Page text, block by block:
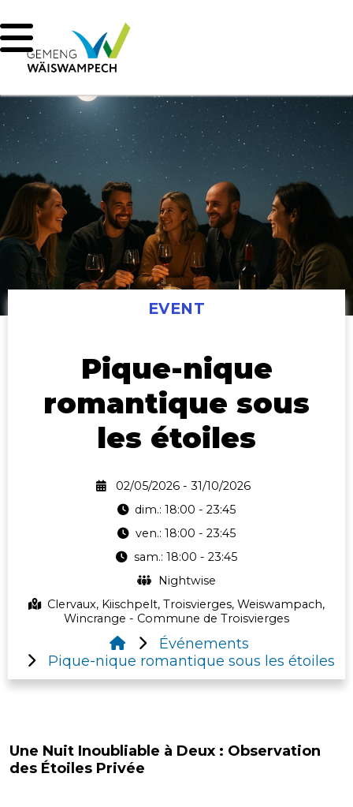
EVENT
Pique-nique
romantique sous
les étoiles
02/05/2026 - 31/10/2026
dim.: 18:00 - 23:45
ven.: 18:00 - 23:45
sam.: 18:00 - 23:45
Nightwise
Clervaux, Kiischpelt, Troisvierges, Weiswampach,
Wincrange - Commune de Troisvierges
Pique-nique romantique sous les étoiles
Événements
Une Nuit Inoubliable à Deux : Observation
des Étoiles Privée